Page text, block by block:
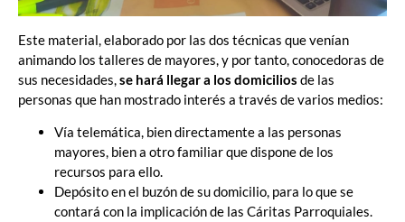
Este material, elaborado por las dos técnicas que venían
animando los talleres de mayores, y por tanto, conocedoras de
sus necesidades,se hará llegar a los domicilios de las
personas que han mostrado interés a través de varios medios:
Vía telemática, bien directamente a las personas
mayores, bien a otro familiar que dispone de los
recursos para ello.
Depósito en el buzón de su domicilio, para lo que se
contará con la implicación de las Cáritas Parroquiales.